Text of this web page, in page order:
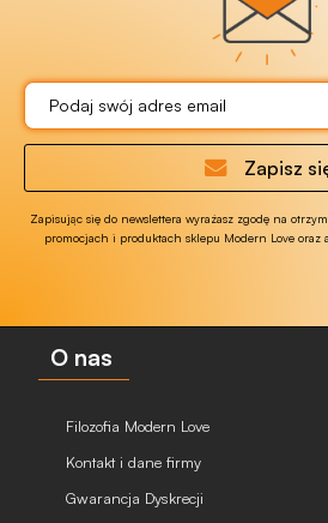
Zapisz
Zapisując się do newslettera wyrażasz zgodę na
promocjach i produktach sklepu Modern Love oraz
O nas
Filozofia Modern Love
Kontakt i dane firmy
Gwarancja Dyskrecji